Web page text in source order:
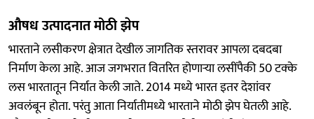
औषध उत्पादनात मोठी झेप
भारताने लसीकरण क्षेत्रात देखील जागतिक स्तरावर आपला दबदबा
निर्माण केला आहे. आज जगभरात वितरित होणाऱ्या लसींपैकी 50 टक्के
लस भारतातून निर्यात केली जाते. 2014 मध्ये भारत इतर देशांवर
अवलंबून होता. परंतु आता निर्यातीमध्ये भारताने मोठी झेप घेतली आहे.